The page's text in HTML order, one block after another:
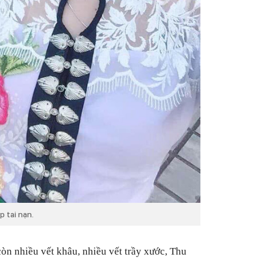
tai nạn.
nhiều vết khâu, nhiều vết trầy xước, Thu